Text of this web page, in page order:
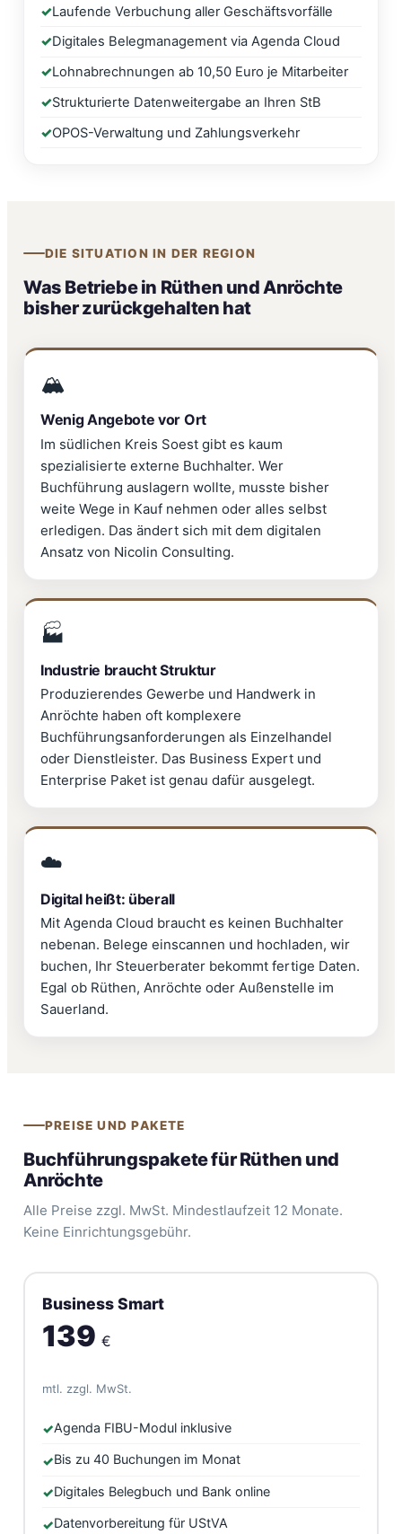
Laufende Verbuchung aller Geschäftsvorfälle
Digitales Belegmanagement via Agenda Cloud
Lohnabrechnungen ab 10,50 Euro je Mitarbeiter
Strukturierte Datenweitergabe an Ihren StB
OPOS-Verwaltung und Zahlungsverkehr
DIE SITUATION IN DER REGION
Was Betriebe in Rüthen und Anröchte
bisher zurückgehalten hat
🏔️
Wenig Angebote vor Ort
Im südlichen Kreis Soest gibt es kaum
spezialisierte externe Buchhalter. Wer
Buchführung auslagern wollte, musste bisher
weite Wege in Kauf nehmen oder alles selbst
erledigen. Das ändert sich mit dem digitalen
Ansatz von Nicolin Consulting.
🏭
Industrie braucht Struktur
Produzierendes Gewerbe und Handwerk in
Anröchte haben oft komplexere
Buchführungsanforderungen als Einzelhandel
oder Dienstleister. Das Business Expert und
Enterprise Paket ist genau dafür ausgelegt.
☁️
Digital heißt: überall
Mit Agenda Cloud braucht es keinen Buchhalter
nebenan. Belege einscannen und hochladen, wir
buchen, Ihr Steuerberater bekommt fertige Daten.
Egal ob Rüthen, Anröchte oder Außenstelle im
Sauerland.
PREISE UND PAKETE
Buchführungspakete für Rüthen und
Anröchte
Alle Preise zzgl. MwSt. Mindestlaufzeit 12 Monate.
Keine Einrichtungsgebühr.
Business Smart
139€
mtl. zzgl. MwSt.
Agenda FIBU-Modul inklusive
Bis zu 40 Buchungen im Monat
Digitales Belegbuch und Bank online
Datenvorbereitung für UStVA